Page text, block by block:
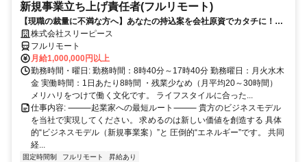
新規事業立ち上げ責任者(フルリモート)
【現職の裁量に不満な方へ】あなたの持込案を会社原資でカタチに！最
短6ヶ月で共同経営者の道へ
株式会社スリーピース
フルリモート
月給1,000,000円以上
勤務時間・曜日: 勤務時間：8時40分～17時40分 勤務曜日：月火水木
金 実働時間：1日あたり8時間 ・残業少なめ（月平均20～30時間）
メリハリをつけて働く文化です。 ライフスタイルに合った...
仕事内容: ⸻起業家への最短ルート⸻ 貴方のビジネスモデル
を当社で実現してください。 求めるのは新しい価値を創造する 具体
的“ビジネスモデル（新規事業案）”と 圧倒的“エネルギー”です。 共同
経...
固定時間制 フルリモート 昇給あり